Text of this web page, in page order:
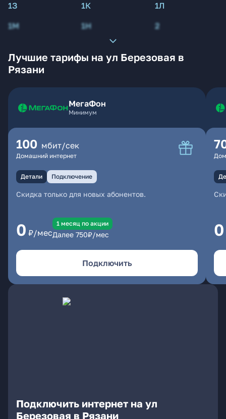
1З
1К
1Л
1М
1Н 2
Лучшие тарифы на ул Березовая в
Рязани
МегаФон
Минимум
100 мбит/сек
Домашний интернет
Детали Подключение
Скидка только для новых абонентов.
0 ₽/мес
1 месяц по акции
Далее 750₽/мес
Подключить
0
Подключить интернет на ул
Березовая в Рязани